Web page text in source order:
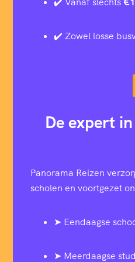
✔️ Zowel losse
De expert
Panorama Reizen
scholen en voortgezet
➤ Eendaagse
➤ Meerdaagse